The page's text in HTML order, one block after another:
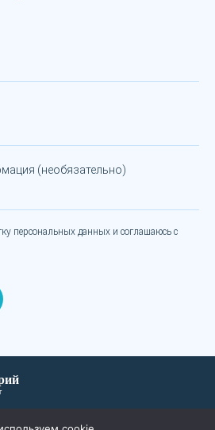
(необязательно)
персональных данных и соглашаюсь с
ЛЕЧЕНИЕ И ЦЕНЫ